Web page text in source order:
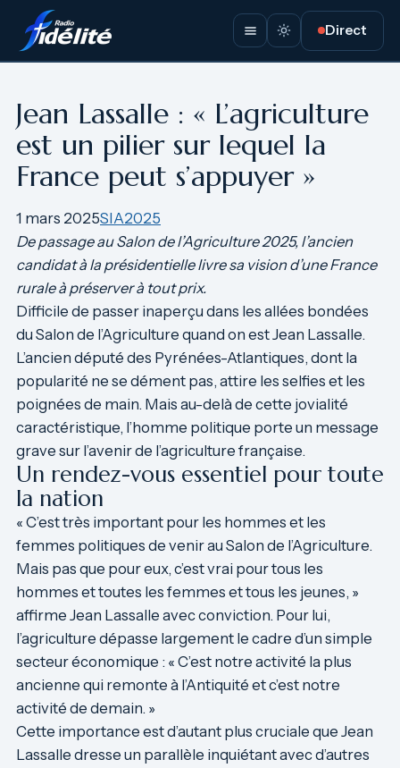
contenu
Direct
Jean Lassalle : « L’agriculture
est un pilier sur lequel la
France peut s’appuyer »
1 mars 2025SIA2025
De passage au Salon de l’Agriculture 2025, l’ancien
candidat à la présidentielle livre sa vision d’une France
rurale à préserver à tout prix.
Difficile de passer inaperçu dans les allées bondées
du Salon de l’Agriculture quand on est Jean Lassalle.
L’ancien député des Pyrénées-Atlantiques, dont la
popularité ne se dément pas, attire les selfies et les
poignées de main. Mais au-delà de cette jovialité
caractéristique, l’homme politique porte un message
grave sur l’avenir de l’agriculture française.
Un rendez-vous essentiel pour toute
la nation
« C’est très important pour les hommes et les
femmes politiques de venir au Salon de l’Agriculture.
Mais pas que pour eux, c’est vrai pour tous les
hommes et toutes les femmes et tous les jeunes, »
affirme Jean Lassalle avec conviction. Pour lui,
l’agriculture dépasse largement le cadre d’un simple
secteur économique : « C’est notre activité la plus
ancienne qui remonte à l’Antiquité et c’est notre
activité de demain. »
Cette importance est d’autant plus cruciale que Jean
Lassalle dresse un parallèle inquiétant avec d’autres